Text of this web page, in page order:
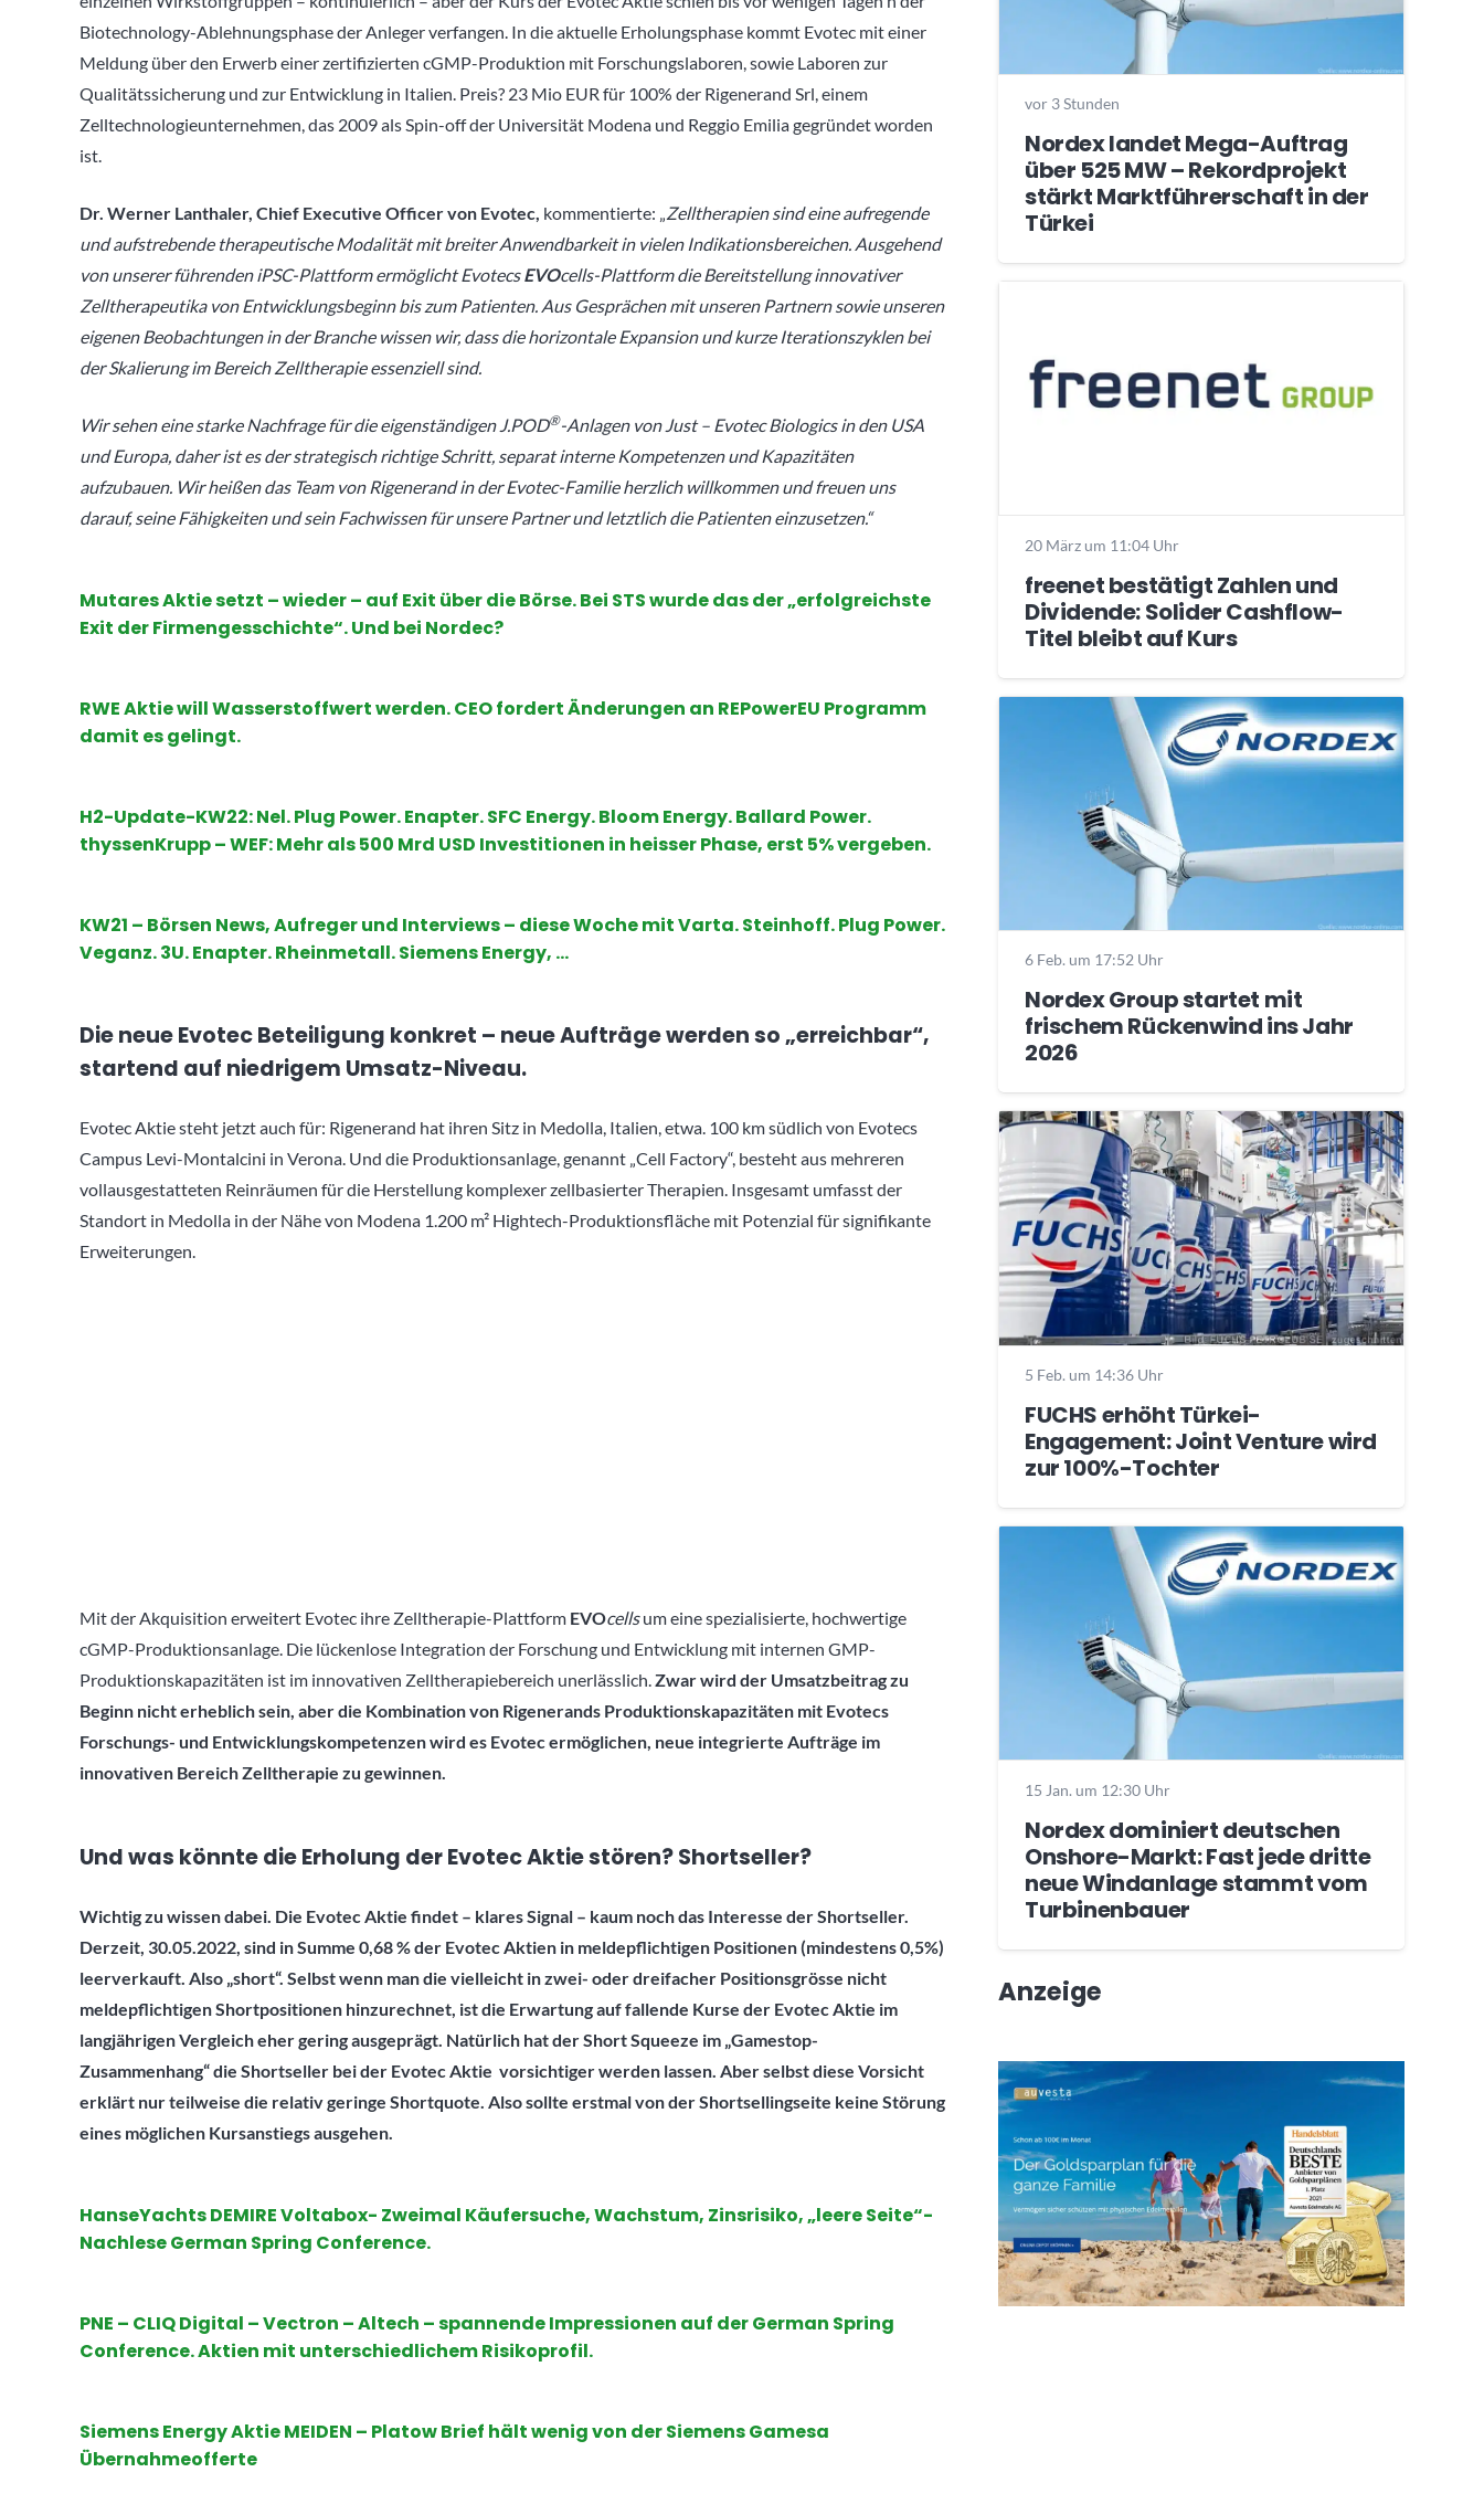
Biotechnology-Ablehnungsphase der Anleger verfangen. In die aktuelle Erholungsphase kommt Evotec mit einer
Meldung über den Erwerb einer zertifizierten cGMP-Produktion mit Forschungslaboren, sowie Laboren zur
Qualitätssicherung und zur Entwicklung in Italien. Preis? 23 Mio EUR für 100% der Rigenerand Srl, einem
Zelltechnologieunternehmen, das 2009 als Spin-off der Universität Modena und Reggio Emilia gegründet worden
ist.
Dr. Werner Lanthaler, Chief Executive Officer von Evotec, kommentierte: „Zelltherapien sind eine aufregende
und aufstrebende therapeutische Modalität mit breiter Anwendbarkeit in vielen Indikationsbereichen. Ausgehend
von unserer führenden iPSC-Plattform ermöglicht EvotecsEVOcells-Plattform die Bereitstellung innovativer
Zelltherapeutika von Entwicklungsbeginn bis zum Patienten. Aus Gesprächen mit unseren Partnern sowie unseren
eigenen Beobachtungen in der Branche wissen wir, dass die horizontale Expansion und kurze Iterationszyklen bei
der Skalierung im Bereich Zelltherapie essenziell sind.
Wir sehen eine starke Nachfrage für die eigenständigen J.POD®-Anlagen von Just – Evotec Biologics in den USA
und Europa, daher ist es der strategisch richtige Schritt, separat interne Kompetenzen und Kapazitäten
aufzubauen. Wir heißen das Team von Rigenerand in der Evotec-Familie herzlich willkommen und freuen uns
darauf, seine Fähigkeiten und sein Fachwissen für unsere Partner und letztlich die Patienten einzusetzen.“
Mutares Aktie setzt – wieder – auf Exit über die Börse. Bei STS wurde das der „erfolgreichste
Exit der Firmengesschichte“. Und bei Nordec?
RWE Aktie will Wasserstoffwert werden. CEO fordert Änderungen an REPowerEU Programm
damit es gelingt.
H2-Update-KW22: Nel. Plug Power. Enapter. SFC Energy. Bloom Energy. Ballard Power.
thyssenKrupp – WEF: Mehr als 500 Mrd USD Investitionen in heisser Phase, erst 5% vergeben.
KW21 – Börsen News, Aufreger und Interviews – diese Woche mit Varta. Steinhoff. Plug Power.
Veganz. 3U. Enapter. Rheinmetall. Siemens Energy, …
Die neue Evotec Beteiligung konkret – neue Aufträge werden so „erreichbar“,
startend auf niedrigem Umsatz-Niveau.
Evotec Aktie steht jetzt auch für: Rigenerand hat ihren Sitz in Medolla, Italien, etwa. 100 km südlich von Evotecs
Campus Levi-Montalcini in Verona. Und die Produktionsanlage, genannt „Cell Factory“, besteht aus mehreren
vollausgestatteten Reinräumen für die Herstellung komplexer zellbasierter Therapien. Insgesamt umfasst der
Standort in Medolla in der Nähe von Modena 1.200 m² Hightech-Produktionsfläche mit Potenzial für signifikante
Erweiterungen.
Mit der Akquisition erweitert Evotec ihre Zelltherapie-Plattform EVOcellsum eine spezialisierte, hochwertige
cGMP-Produktionsanlage. Die lückenlose Integration der Forschung und Entwicklung mit internen GMP-
Produktionskapazitäten ist im innovativen Zelltherapiebereich unerlässlich.Zwar wird der Umsatzbeitrag zu
Beginn nicht erheblich sein, aber die Kombination von Rigenerands Produktionskapazitäten mit Evotecs
Forschungs- und Entwicklungskompetenzen wird es Evotec ermöglichen, neue integrierte Aufträge im
innovativen Bereich Zelltherapie zu gewinnen.
Und was könnte die Erholung der Evotec Aktie stören? Shortseller?
Wichtig zu wissen dabei. Die Evotec Aktie findet – klares Signal – kaum noch das Interesse der Shortseller.
Derzeit, 30.05.2022, sind in Summe 0,68 % der Evotec Aktien in meldepflichtigen Positionen (mindestens 0,5%)
leerverkauft. Also „short“. Selbst wenn man die vielleicht in zwei- oder dreifacher Positionsgrösse nicht
meldepflichtigen Shortpositionen hinzurechnet, ist die Erwartung auf fallende Kurse der Evotec Aktie im
langjährigen Vergleich eher gering ausgeprägt. Natürlich hat der Short Squeeze im „Gamestop-
Zusammenhang“ die Shortseller bei der Evotec Aktie vorsichtiger werden lassen. Aber selbst diese Vorsicht
erklärt nur teilweise die relativ geringe Shortquote. Also sollte erstmal von der Shortsellingseite keine Störung
eines möglichen Kursanstiegs ausgehen.
HanseYachts DEMIRE Voltabox- Zweimal Käufersuche, Wachstum, Zinsrisiko, „leere Seite“-
Nachlese German Spring Conference.
PNE – CLIQ Digital –Vectron –Altech – spannende Impressionen auf der German Spring
Conference.Aktien mit unterschiedlichem Risikoprofil.
Siemens Energy Aktie MEIDEN – Platow Brief hält wenig von der Siemens Gamesa
Übernahmeofferte
vor 3 Stunden
Nordex landet Mega-Auftrag
über 525 MW – Rekordprojekt
stärkt Marktführerschaft in der
Türkei
20 März um 11:04 Uhr
freenet bestätigt Zahlen und
Dividende: Solider Cashflow-
Titel bleibt auf Kurs
6 Feb. um 17:52 Uhr
Nordex Group startet mit
frischem Rückenwind ins Jahr
2026
5 Feb. um 14:36 Uhr
FUCHS erhöht Türkei-
Engagement: Joint Venture wird
zur 100%-Tochter
15 Jan. um 12:30 Uhr
Nordex dominiert deutschen
Onshore-Markt: Fast jede dritte
neue Windanlage stammt vom
Turbinenbauer
Anzeige